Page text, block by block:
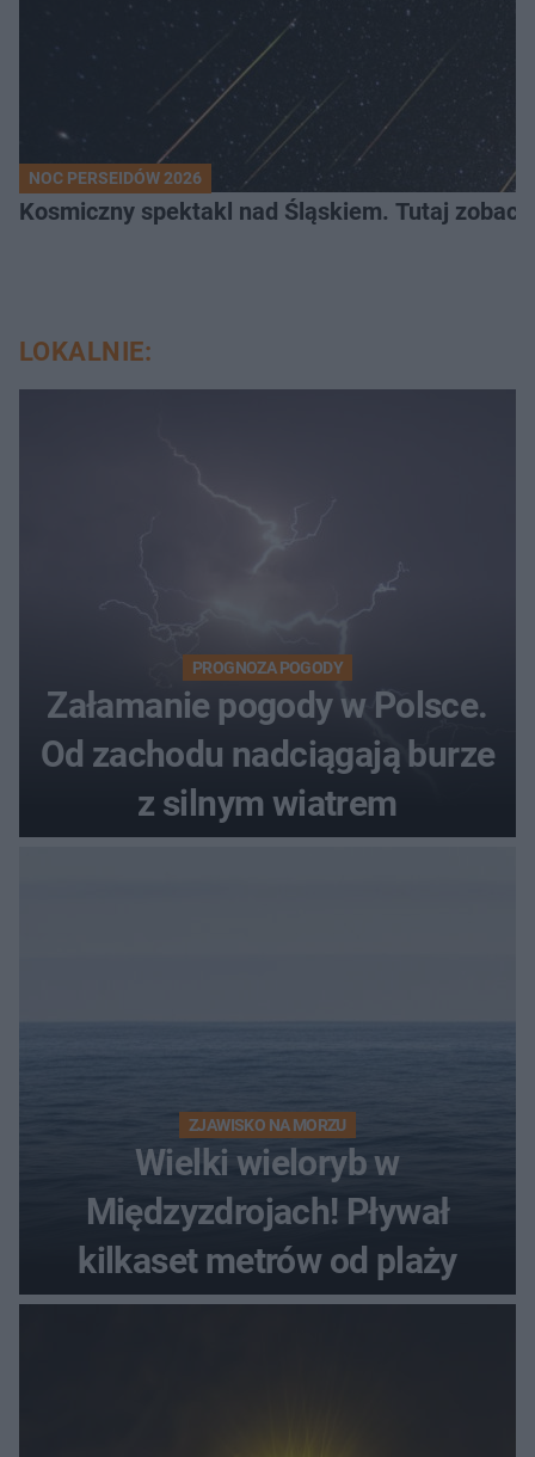
NOC PERSEIDÓW 2026
Kosmiczny spektakl nad Śląskiem. Tutaj
LOKALNIE:
PROGNOZA POGODY
Załamanie pogody w Polsce.
Od zachodu nadciągają burze
z silnym wiatrem
ZJAWISKO NA MORZU
Wielki wieloryb w
Międzyzdrojach! Pływał
kilkaset metrów od plaży